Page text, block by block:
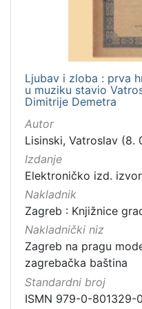
Ljubav i zloba : prva
u muziku stavio
Dimitrije Demetra
Autor
Lisinski, Vatroslav (8.
Izdanje
Elektroničko izd.
Nakladnik
Zagreb : Knjižnice
Nakladnički niz
Zagreb na pragu
zagrebačka baština
Standardni broj
ISMN 979-0-801329-